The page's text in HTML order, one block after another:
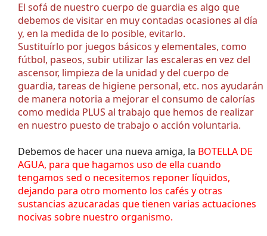
El sofá de nuestro cuerpo de guardia es algo que
debemos de visitar en muy contadas ocasiones al día
y, en la medida de lo posible, evitarlo.
Sustituírlo por juegos básicos y elementales, como
fútbol, paseos, subir utilizar las escaleras en vez del
ascensor, limpieza de la unidad y del cuerpo de
guardia, tareas de higiene personal, etc. nos ayudarán
de manera notoria a mejorar el consumo de calorías
como medida PLUS al trabajo que hemos de realizar
en nuestro puesto de trabajo o acción voluntaria.
Debemos de hacer una nueva amiga, la BOTELLA DE
AGUA, para que hagamos uso de ella cuando
tengamos sed o necesitemos reponer líquidos,
dejando para otro momento los cafés y otras
sustancias azucaradas que tienen varias actuaciones
nocivas sobre nuestro organismo.